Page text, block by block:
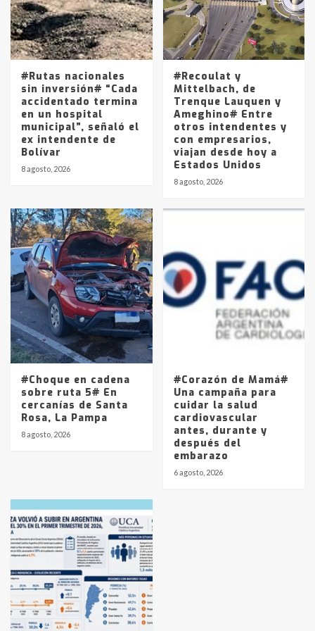
Los precios de los combustibles en
La Pampa, desde YPF hasta Axion
entre 857 a 1338 pesos
#Rutas nacionales
sin inversión# “Cada
accidentado termina
en un hospital
municipal”, señaló el
ex intendente de
Bolívar
8 agosto, 2026
#Recoulat y
Mittelbach, de
Trenque Lauquen y
Ameghino# Entre
otros intendentes y
con empresarios,
viajan desde hoy a
Estados Unidos
8 agosto, 2026
#Choque en cadena
sobre ruta 5# En
cercanías de Santa
Rosa, La Pampa
8 agosto, 2026
#Corazón de Mamá#
Una campaña para
cuidar la salud
cardiovascular
antes, durante y
después del
embarazo
6 agosto, 2026